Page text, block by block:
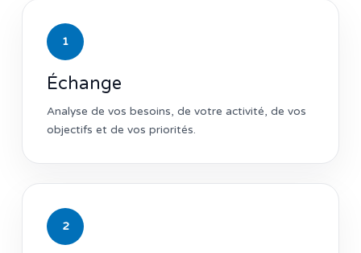
1
Échange
Analyse de vos besoins, de votre activité, de vos
objectifs et de vos priorités.
2